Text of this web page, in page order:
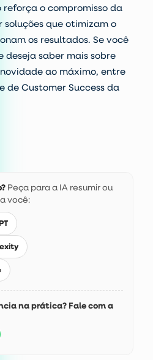
o compromisso da
que otimizam o
os resultados. Se você
deseja saber mais sobre
ao máximo, entre
de Customer Success da
Peça para a IA resumir ou
você:
na prática? Fale com a